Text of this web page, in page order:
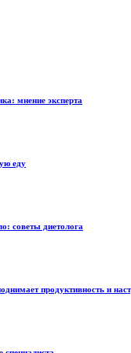
мнение эксперта
еду
советы диетолога
продуктивность и